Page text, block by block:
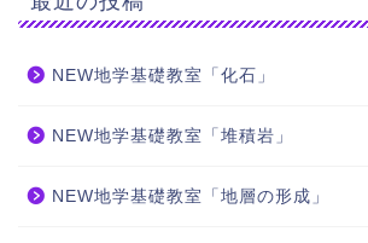
NEW地学基礎教室「化石」
NEW地学基礎教室「堆積岩」
NEW地学基礎教室「地層の形成」